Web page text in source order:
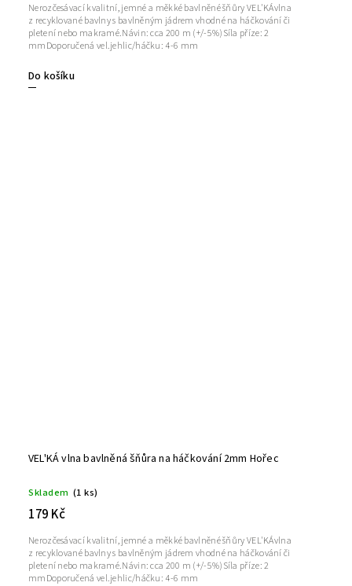
Do košíku
Nerozčesávací kvalitní, jemné a měkké bavlněné šňůry VEL'KÁvlna
z recyklované bavlny s bavlněným jádrem vhodné na háčkování či
pletení nebo makramé.Návin: cca 200 m (+/-5%)Síla příze: 2
mmDoporučená vel.jehlic/háčku: 4-6 mm
VEL'KÁ vlna bavlněná šňůra na háčkování 2mm Hořec
Skladem (1 ks)
179 Kč
Nerozčesávací kvalitní, jemné a měkké bavlněné šňůry VEL'KÁvlna
z recyklované bavlny s bavlněným jádrem vhodné na háčkování či
pletení nebo makramé.Návin: cca 200 m (+/-5%)Síla příze: 2
mmDoporučená vel.jehlic/háčku: 4-6 mm